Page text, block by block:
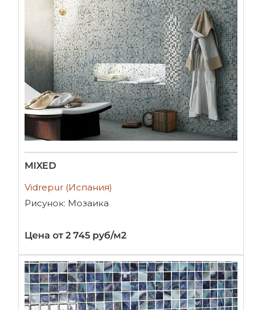
MIXED
Vidrepur (Испания)
Рисунок: Мозаика
Цена от 2 745 руб/м2